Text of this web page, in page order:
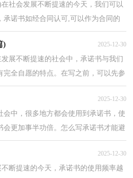
社会发展不断提速的今天，我们可以
承诺书如经合同认可,可以作为合同的
恰当的承诺书呢？下面...
) 2025-12-30
展不断提速的社会中，承诺书与我们
完全自愿的特点。在写之前，可以先参
理的员工离职承诺书，希望...
2025-12-30
会中，很多地方都会使用到承诺书，使
会更加事半功倍。怎么写承诺书才能避
收集的装修的承诺书，供...
2025-12-30
断提速的今天，承诺书的使用频率越